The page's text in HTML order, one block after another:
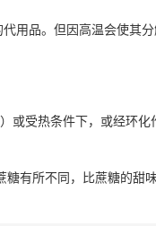
用品。但因高温会使其
或受热条件下，或经环
有所不同，比蔗糖的甜